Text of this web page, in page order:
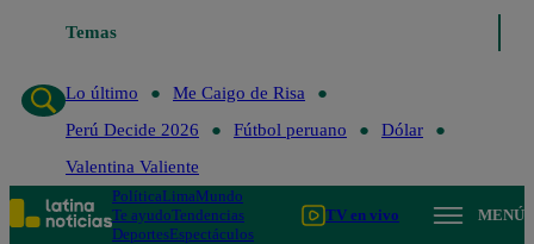
Temas
Lo último
Lo último
Me Caigo de Risa
Perú Decide 2026
Fútbol peruano
Dólar
Valentina Valiente
PolíticaLimaMundo
Te ayudoTendencias
DeportesEspectáculos
TV en vivo MENÚ